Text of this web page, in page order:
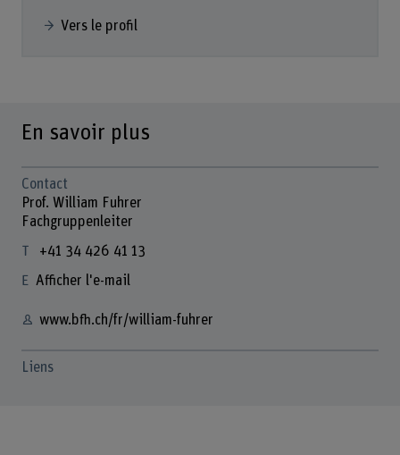
Vers le profil
En savoir plus
Contact
Prof. William Fuhrer
Fachgruppenleiter
+41 34 426 41 13
Afficher l'e-mail
www.bfh.ch/fr/william-fuhrer
Liens